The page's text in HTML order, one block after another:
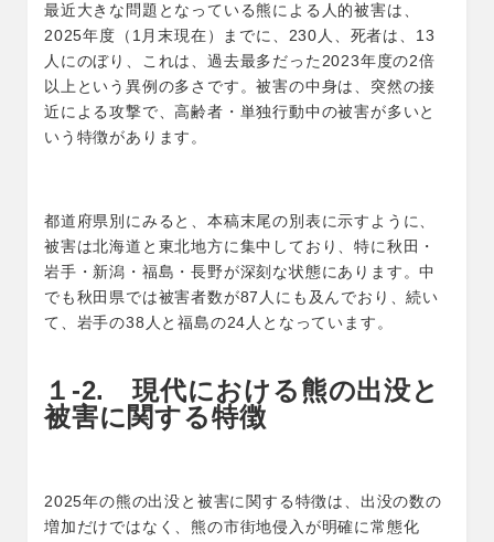
最近大きな問題となっている熊による人的被害は、
2025年度（1月末現在）までに、230人、死者は、13
人にのぼり、これは、過去最多だった2023年度の2倍
以上という異例の多さです。被害の中身は、突然の接
近による攻撃で、高齢者・単独行動中の被害が多いと
いう特徴があります。
都道府県別にみると、本稿末尾の別表に示すように、
被害は北海道と東北地方に集中しており、特に秋田・
岩手・新潟・福島・長野が深刻な状態にあります。中
でも秋田県では被害者数が87人にも及んでおり、続い
て、岩手の38人と福島の24人となっています。
１-2. 現代における熊の出没と
被害に関する特徴
2025年の熊の出没と被害に関する特徴は、出没の数の
増加だけではなく、熊の市街地侵入が明確に常態化